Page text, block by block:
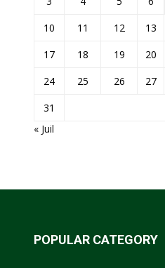
10
11 12 13
17
18 19 20
24
25 26 27
31
« Juil
POPULAR CATEGORY